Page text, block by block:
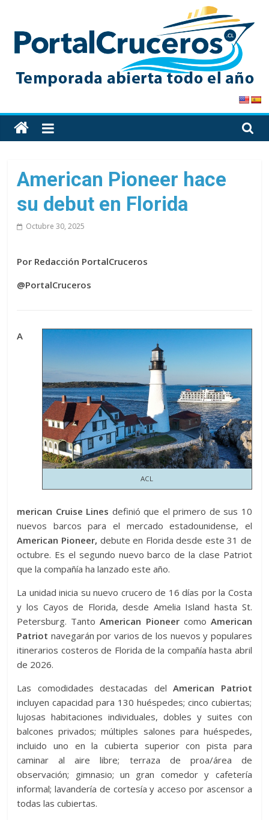
content
PortalCruceros
Toda
la
cruceros
en
un
solo
American Pioneer hace
su debut en Florida
Octubre 30, 2025
Por Redacción PortalCruceros
@PortalCruceros
ACL
A
merican Cruise Lines definió que el primero de sus 10
nuevos barcos para el mercado estadounidense, el
American Pioneer, debute en Florida desde este 31 de
octubre. Es el segundo nuevo barco de la clase Patriot
que la compañía ha lanzado este año.
La unidad inicia su nuevo crucero de 16 días por la Costa
y los Cayos de Florida, desde Amelia Island hasta St.
Petersburg. TantoAmerican Pioneer como American
Patriot navegarán por varios de los nuevos y populares
itinerarios costeros de Florida de la compañía hasta abril
de 2026.
Las comodidades destacadas delAmerican Patriot
incluyen capacidad para 130 huéspedes; cinco cubiertas;
lujosas habitaciones individuales, dobles y suites con
balcones privados; múltiples salones para huéspedes,
incluido uno en la cubierta superior con pista para
caminar al aire libre; terraza de proa/área de
observación; gimnasio; un gran comedor y cafetería
informal; lavandería de cortesía y acceso por ascensor a
todas las cubiertas.